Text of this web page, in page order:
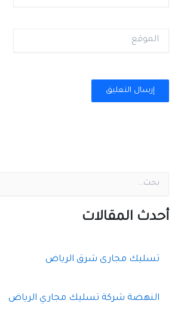
الموقع
ح
أحدث المقالات
تسليك مجارى شرق الرياض
النهضة شركة تسليك مجاري الرياض